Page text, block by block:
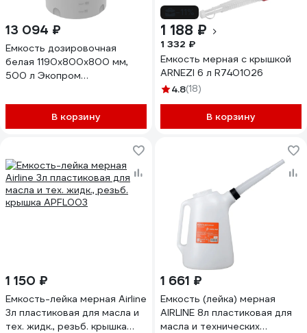
13 094 ₽
Емкость дозировочная
белая 1190x800x800 мм,
500 л Экопром
В корзину
1 188 ₽
1 332 ₽
Емкость мерная с крышкой
ARNEZI 6 л R7401026
4.8(18)
В корзину
1 150 ₽
Емкость-лейка мерная Airline
3л пластиковая для масла и
тех. жидк., резьб. крышка
1 661 ₽
Емкость (лейка) мерная
AIRLINE 8л пластиковая для
масла и технических